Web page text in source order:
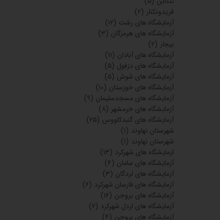
فریدونکنار (۲)
آزمایشگاه های رشت (۱۲)
آزمایشگاه های هرمزگان (۳)
بیجار (۲)
آزمایشگاه های آبادان (۱۱)
آزمایشگاه های دزفول (۵)
آزمایشگاه های شوش (۵)
آزمایشگاه های خوزستان (۱۰)
آزمایشگاه های مسجدسلیمان (۹)
آزمایشگاه های خرمشهر (۸)
آزمایشگاه های گنبدکاووس (۲۵)
شهرستان نهاوند (۱)
شهرستان نهاوند (۱)
ازمایشگاه های شهرکرد (۱۳)
آزمایشگاه های سامان (۴)
آزمایشگاه های لردگان (۳)
آزمایشگاه های فارسان شهرکرد (۶)
آزمایشگاه های بروجن (۱۶)
آزمایشگاه های اردل شهرکرد (۲)
آزمایشگاه های بروجن (۴)